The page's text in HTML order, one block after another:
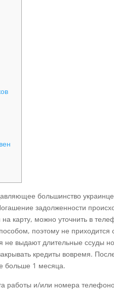
большинство
задолженности
карту, можно уточнить в
поэтому не приходится
выдают длительные ссуды
кредиты вовремя.
больше 1 месяца.
работы и/или номера